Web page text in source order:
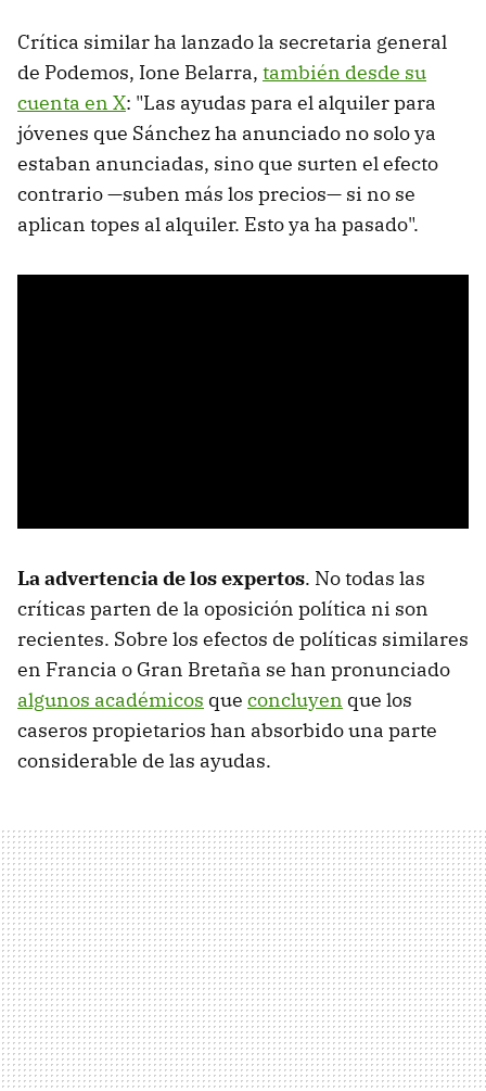
Crítica similar ha lanzado la secretaria general
de Podemos, Ione Belarra, también desde su
cuenta en X: "Las ayudas para el alquiler para
jóvenes que Sánchez ha anunciado no solo ya
estaban anunciadas, sino que surten el efecto
contrario —suben más los precios— si no se
aplican topes al alquiler. Esto ya ha pasado".
La advertencia de los expertos. No todas las
críticas parten de la oposición política ni son
recientes. Sobre los efectos de políticas similares
en Francia o Gran Bretaña se han pronunciado
algunos académicos que concluyen que los
caseros propietarios han absorbido una parte
considerable de las ayudas.